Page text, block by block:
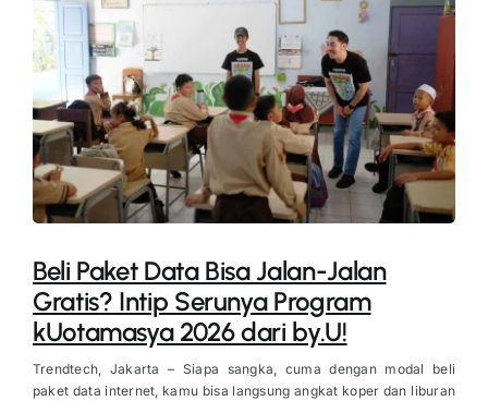
Beli Paket Data Bisa Jalan-Jalan
Gratis? Intip Serunya Program
kUotamasya 2026 dari by.U!
Trendtech, Jakarta – Siapa sangka, cuma dengan modal beli
paket data internet, kamu bisa langsung angkat koper dan liburan